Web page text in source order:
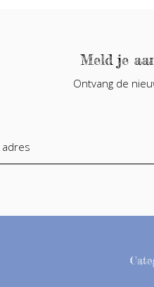
Meld je
Ontvang de